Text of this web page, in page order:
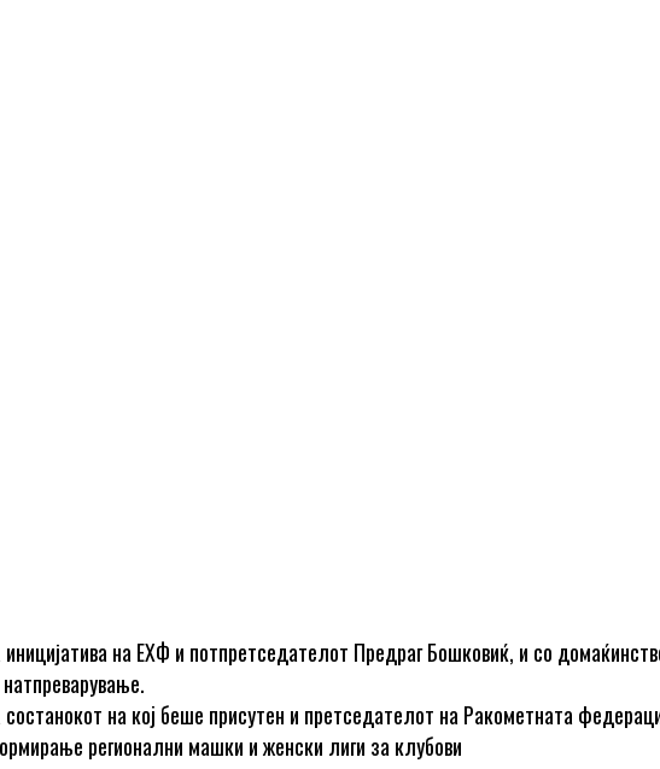
на ЕХФ и потпретседателот Предраг Бошковиќ, и со
на коj беше присутен и претседателот на Ракометната
регионални машки и женски лиги за клубови